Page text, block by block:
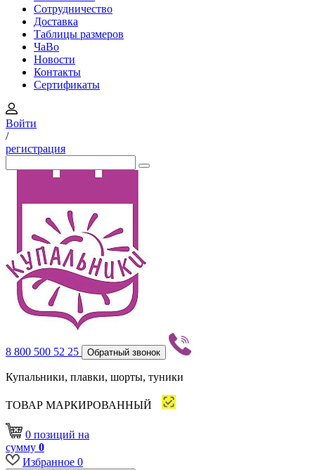
Сотрудничество
Доставка
Таблицы размеров
ЧаВо
Новости
Контакты
Сертификаты
Войти
/
регистрация
8 800 500 52 25 Обратный звонок
Купальники, плавки, шорты, туники
ТОВАР МАРКИРОВАННЫЙ
0 позиций на
сумму 0
Избранное 0